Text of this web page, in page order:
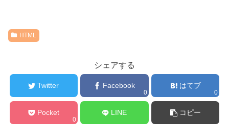
HTML
シェアする
Twitter Facebook
0
はてブ
0
Pocket
0
LINE コピー